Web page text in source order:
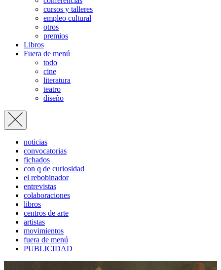
cursos y talleres
empleo cultural
otros
premios
Libros
Fuera de menú
todo
cine
literatura
teatro
diseño
noticias
convocatorias
fichados
con q de curiosidad
el rebobinador
entrevistas
colaboraciones
libros
centros de arte
artistas
movimientos
fuera de menú
PUBLICIDAD